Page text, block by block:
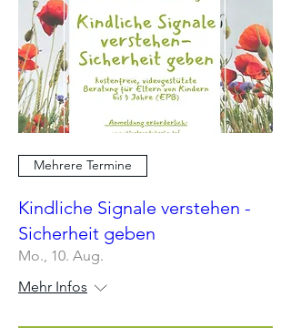
Mehrere Termine
Kindliche Signale verstehen -
Sicherheit geben
Mo., 10. Aug.
Mehr Infos